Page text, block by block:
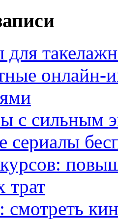
для
с сильным
сериалы
трат